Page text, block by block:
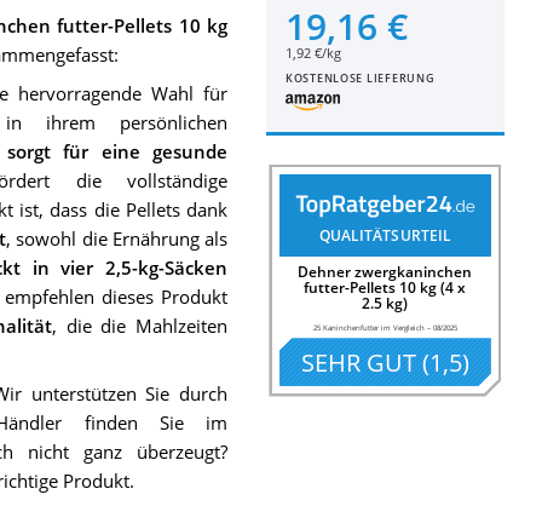
19,16 €
1,92 €/kg
KOSTENLOSE LIEFERUNG
QUALITÄTSURTEIL
Dehner zwergkaninchen
futter-Pellets 10 kg (4 x
2.5 kg)
25 Kaninchenfutter im Vergleich– 08/2025
SEHR GUT(1,5)
futter-Pellets 10 kg
hervorragende Wahl für
ihrem persönlichen
sorgt für eine gesunde
die vollständige
ist, dass die Pellets dank
, sowohl die Ernährung als
in vier 2,5-kg-Säcken
dieses Produkt
, die die Mahlzeiten
unterstützen Sie durch
finden Sie im
nicht ganz überzeugt?
Produkt.